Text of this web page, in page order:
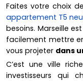
Faites votre choix
appartement T5
besoins. Marseille
facilement mettre
vous projeter dans
C’est une ville
investisseurs qui